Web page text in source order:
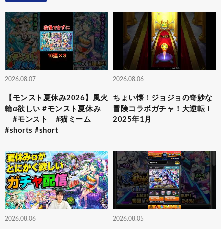
2026.08.07
【モンスト夏休み2026】風火
輪α欲しい #モンスト夏休み
#モンスト #猫ミーム
#shorts #short
2026.08.06
ちょい懐！ジョジョの奇妙な
冒険コラボガチャ！大逆転！
2025年1月
2026.08.06 2026.08.05